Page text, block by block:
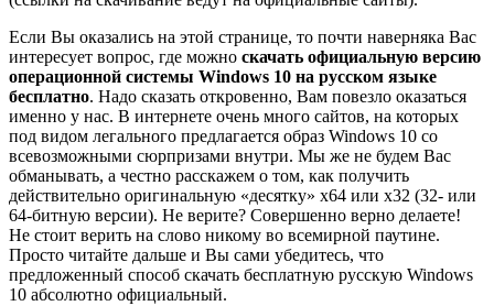
Если Вы оказались на этой странице, то почти наверняка Вас
интересует вопрос, где можно скачать официальную версию
операционной системы Windows 10 на русском языке
бесплатно. Надо сказать откровенно, Вам повезло оказаться
именно у нас. В интернете очень много сайтов, на которых
под видом легального предлагается образ Windows 10 со
всевозможными сюрпризами внутри. Мы же не будем Вас
обманывать, а честно расскажем о том, как получить
действительно оригинальную «десятку» x64 или x32 (32- или
64-битную версии). Не верите? Совершенно верно делаете!
Не стоит верить на слово никому во всемирной паутине.
Просто читайте дальше и Вы сами убедитесь, что
предложенный способ скачать бесплатную русскую Windows
10 абсолютно официальный.